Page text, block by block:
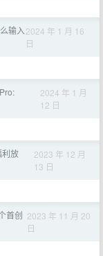
输入 2024 年 1 月 16
日
2024 年 1 月
12 日
利放
2023 年 12 月
13 日
首创 2023 年 11 月 20
日